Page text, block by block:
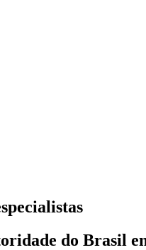
do Brasil